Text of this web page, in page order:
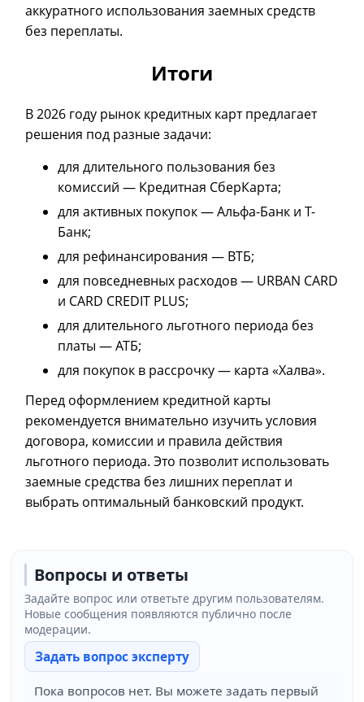
аккуратного использования заемных средств
без переплаты.
Итоги
В 2026 году рынок кредитных карт предлагает
решения под разные задачи:
для длительного пользования без
комиссий — Кредитная СберКарта;
для активных покупок — Альфа-Банк и Т-
Банк;
для рефинансирования — ВТБ;
для повседневных расходов — URBAN CARD
и CARD CREDIT PLUS;
для длительного льготного периода без
платы — АТБ;
для покупок в рассрочку — карта «Халва».
Перед оформлением кредитной карты
рекомендуется внимательно изучить условия
договора, комиссии и правила действия
льготного периода. Это позволит использовать
заемные средства без лишних переплат и
выбрать оптимальный банковский продукт.
Вопросы и ответы
Задайте вопрос или ответьте другим пользователям.
Новые сообщения появляются публично после
модерации.
Задать вопрос эксперту
Пока вопросов нет. Вы можете задать первый